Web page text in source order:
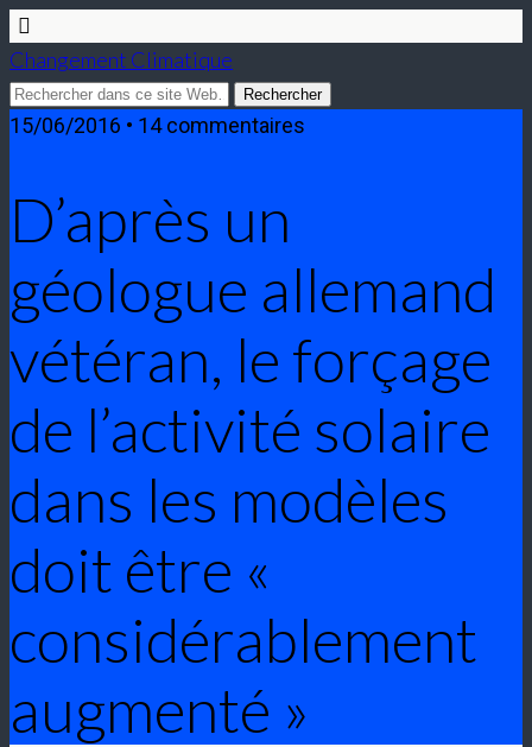
Changement Climatique
15/06/2016 • 14 commentaires
D’après un
géologue allemand
vétéran, le forçage
de l’activité solaire
dans les modèles
doit être «
considérablement
augmenté »